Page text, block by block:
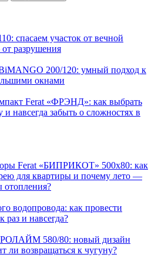
спасаем участок от вечной
разрушения
200/120: умный подход к
окнами
Ferat «ФРЭНД»: как выбрать
навсегда забыть о сложностях в
Ferat «БИПРИКОТ» 500x80: как
для квартиры и почему лето —
отопления?
водопровода: как провести
раз и навсегда?
580/80: новый дизайн
ли возвращаться к чугуну?